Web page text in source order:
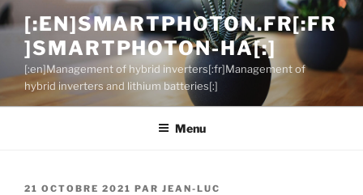
Aller
au
contenu
principal
[:EN]SMARTPHOTON.FR[:FR
]SMARTPHOTON-HA[:]
[:en]Management of hybrid inverters[:fr]Management of
hybrid inverters and lithium batteries[:]
Menu
PUBLIÉ
21 OCTOBRE 2021 PAR JEAN-LUC